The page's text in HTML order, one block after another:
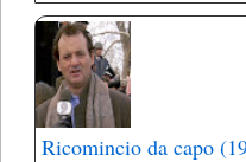
Ricomincio da capo